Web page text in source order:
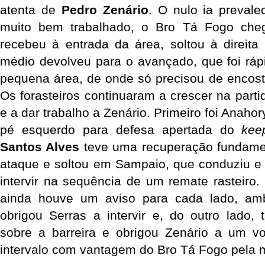
atenta de Pedro Zenário. O nulo ia
muito bem trabalhado, o Bro Tá Fogo
recebeu à entrada da área, soltou à
médio devolveu para o avançado, que foi
pequena área, de onde só precisou de
Os forasteiros continuaram a crescer na
e a dar trabalho a Zenário. Primeiro foi
pé esquerdo para defesa apertada do
Santos Alves teve uma recuperação
ataque e soltou em Sampaio, que conduziu
intervir na sequência de um remate
ainda houve um aviso para cada lado,
obrigou Serras a intervir e, do outro lado,
sobre a barreira e obrigou Zenário a um
intervalo com vantagem do Bro Tá Fogo pela